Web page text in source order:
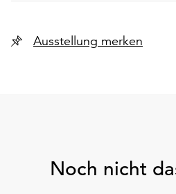
Ausstellung merken
Noch nicht